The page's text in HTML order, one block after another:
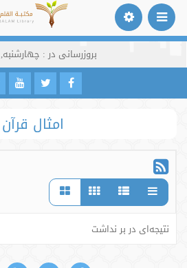
بروزرسانی در : چهارشنبه, 07 آبان 1399
امثال قرآن
نتیجه‌ای در بر نداشت